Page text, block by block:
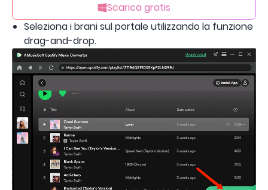
Scarica gratis
Seleziona i brani sul portale utilizzando la funzione
drag-and-drop.